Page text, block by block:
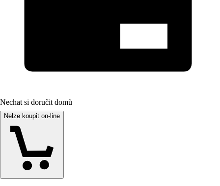
Nechat si doručit domů
Nelze koupit on-line